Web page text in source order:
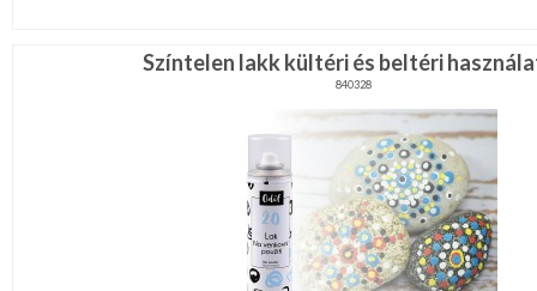
Színtelen lakk kültéri és beltéri
840328